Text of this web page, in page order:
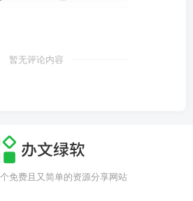
暂无评论内容
免费且又简单的资源分享网站